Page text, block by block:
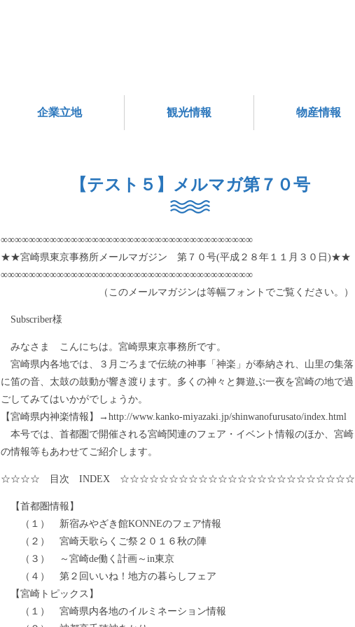
企業立地 観光情報 物産情報
【テスト５】メルマガ第７０号
∞∞∞∞∞∞∞∞∞∞∞∞∞∞∞∞∞∞∞∞∞∞∞∞∞∞∞∞∞∞∞∞∞∞∞∞
★★宮崎県東京事務所メールマガジン 第７０号(平成２８年１１月３０日)★★
∞∞∞∞∞∞∞∞∞∞∞∞∞∞∞∞∞∞∞∞∞∞∞∞∞∞∞∞∞∞∞∞∞∞∞∞
（このメールマガジンは等幅フォントでご覧ください。）
Subscriber様
みなさま こんにちは。宮崎県東京事務所です。
宮崎県内各地では、３月ごろまで伝統の神事「神楽」が奉納され、山里の集落
に笛の音、太鼓の鼓動が響き渡ります。多くの神々と舞遊ぶ一夜を宮崎の地で過
ごしてみてはいかがでしょうか。
【宮崎県内神楽情報】→http://www.kanko-miyazaki.jp/shinwanofurusato/index.html
本号では、首都圏で開催される宮崎関連のフェア・イベント情報のほか、宮崎
の情報等もあわせてご紹介します。
☆☆☆☆ 目次 INDEX ☆☆☆☆☆☆☆☆☆☆☆☆☆☆☆☆☆☆☆☆☆☆☆☆
【首都圏情報】
（１） 新宿みやざき館KONNEのフェア情報
（２） 宮崎天歌らくご祭２０１６秋の陣
（３） ～宮崎de働く計画～in東京
（４） 第２回いいね！地方の暮らしフェア
【宮崎トピックス】
（１） 宮崎県内各地のイルミネーション情報